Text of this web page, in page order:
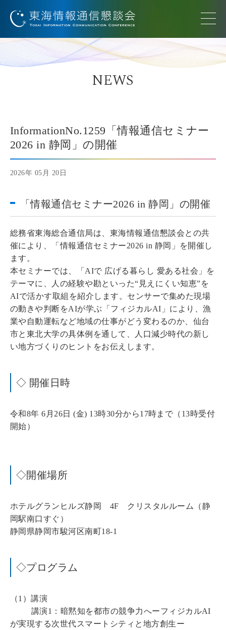
NEWS
InformationNo.1259「情報通信セミナー
2026 in 静岡」の開催
2026年 05月 20日
「情報通信セミナー2026 in 静岡」の開催
総務省東海総合通信局は、東海情報通信懇談会との共
催により、「情報通信セミナー2026 in 静岡」を開催し
ます。
本セミナーでは、「AIで 広げる暮らし 愛ある社会」を
テーマに、人の経験や勘といった“見えにくい知恵”を
AIで活かす取組を紹介します。センサーで集めた現場
の動きや判断をAIが学ぶ「フィジカルAI」により、漁
業や自動運転など地域の仕事がどう変わるのか、仙台
市と東北大学の具体例を通して、人口減少時代の新し
い地方づくりのヒントをお伝えします。
◇ 開催日時
令和8年 6月26日 (金) 13時30分から17時まで（13時受付
開始）
◇開催場所
ホテルグランヒルズ静岡 4F クリスタルルーム（静
岡駅南口すぐ）
静岡県静岡市駿河区南町18-1
◇プログラム
（1）講演
講演1：暗黙知を都市の競争力へーフィジカルAI
が実現する次世代スマートシティと地方創生ー